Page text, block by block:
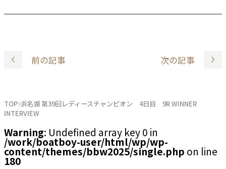
前の記事 次の記事
TOP 浜名湖 第39回レディースチャンピオン 4日目 9R WINNER
INTERVIEW
Warning: Undefined array key 0 in
/work/boatboy-user/html/wp/wp-
content/themes/bbw2025/single.php on line
180